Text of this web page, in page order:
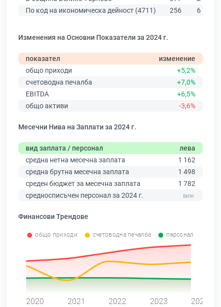
По код на икономическа дейност (4711)
256 6 773
Изменения на Основни Показатели за 2024 г.
показател
изменение
общо приходи
+5,2%
счетоводна печалба
+7,0%
EBITDA
+6,5%
общо активи
-3,6%
Месечни Нива на Заплати за 2024 г.
вид заплата / персонал
лева
средна нетна месечна заплата
1 162
средна брутна месечна заплата
1 498
среден бюджет за месечна заплата
1 782
средносписъчен персонал за 2024 г.
Финансови Трендове
общо приходи счетоводна печалба персонал
2020 2021 2022 2023 2024